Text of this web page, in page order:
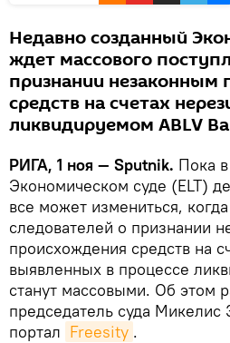
Недавно созданный
ждет массового
признании незаконным
средств на счетах
ликвидируемом ABLV
РИГА, 1 ноя — Sputnik. Пока
Экономическом суде (ELT)
все может измениться,
следователей о признании
происхождения средств на
выявленных в процессе
станут массовыми. Об этом
председатель суда
портал Freesity .